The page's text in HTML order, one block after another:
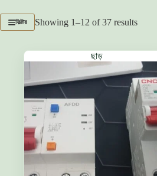
ফিল্টার Showing 1–12 of 37 resultsSorted
ছাড়